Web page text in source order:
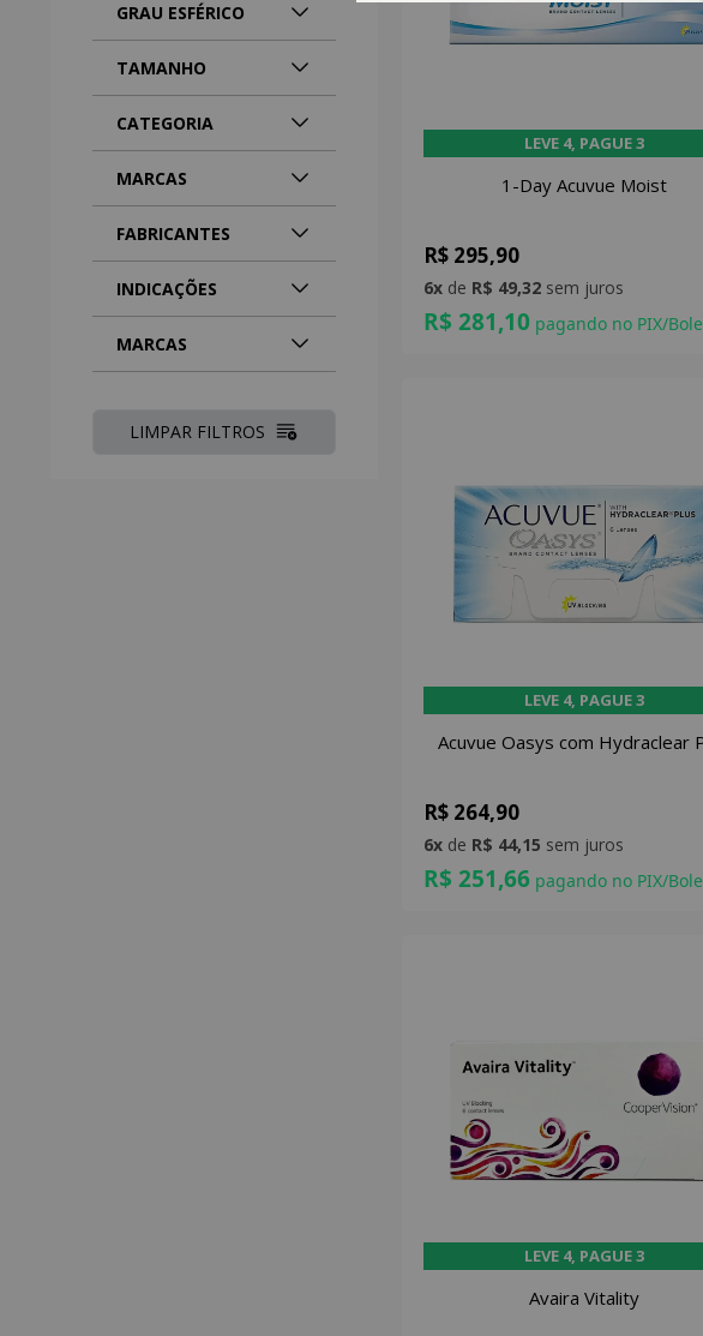
GRAU ESFÉRICO
TAMANHO
CATEGORIA
MARCAS
FABRICANTES
INDICAÇÕES
MARCAS
LIMPAR FILTROS
LEVE 4, PAGUE 3
1-Day Acuvue Moist
R$ 295,90
6x de R$ 49,32 sem juros
R$ 281,10 pagando no PIX/
LEVE 4, PAGUE 3
Acuvue Oasys com Hydraclear
R$ 264,90
6x de R$ 44,15 sem juros
R$ 251,66 pagando no PIX/
LEVE 4, PAGUE 3
Avaira Vitality